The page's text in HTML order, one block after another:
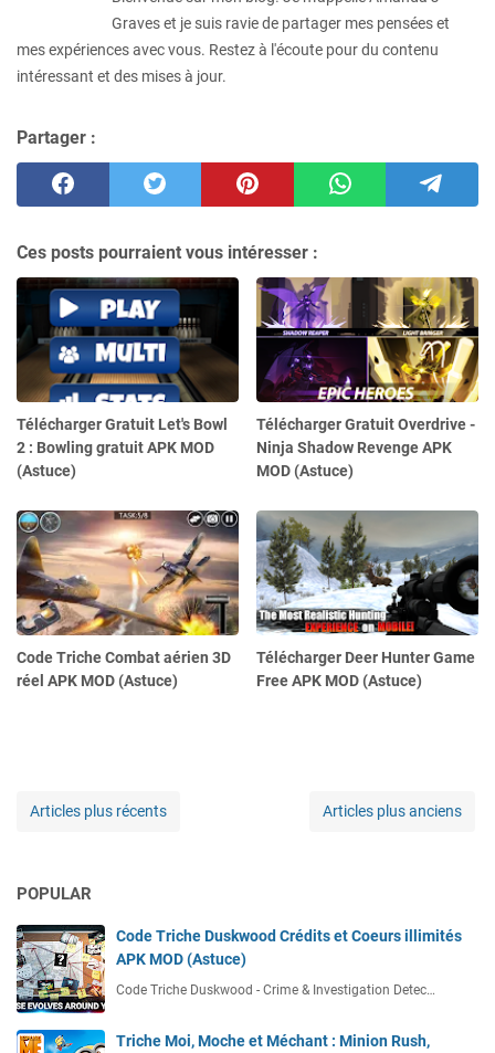
Graves et je suis ravie de partager mes pensées et
mes expériences avec vous. Restez à l'écoute pour du contenu
intéressant et des mises à jour.
Partager :
Ces posts pourraient vous intéresser :
Télécharger Gratuit Let's Bowl
2 : Bowling gratuit APK MOD
(Astuce)
Télécharger Gratuit Overdrive -
Ninja Shadow Revenge APK
MOD (Astuce)
Code Triche Combat aérien 3D
réel APK MOD (Astuce)
Télécharger Deer Hunter Game
Free APK MOD (Astuce)
Articles plus récents Articles plus anciens
POPULAR
Code Triche Duskwood Crédits et Coeurs illimités
APK MOD (Astuce)
Code Triche Duskwood - Crime & Investigation Detec…
Triche Moi, Moche et Méchant : Minion Rush,